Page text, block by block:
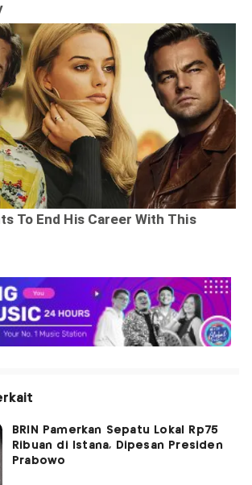
BRIN Pamerkan Sepatu Lokal Rp75
Ribuan di Istana, Dipesan Presiden
Prabowo